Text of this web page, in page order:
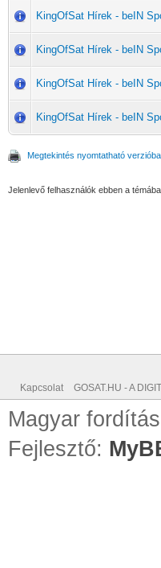
KingOfSat Hírek - beIN
KingOfSat Hírek - beIN
KingOfSat Hírek - beIN
KingOfSat Hírek - beIN
Megtekintés nyomtatható
Jelenlevő felhasználók ebben a
Kapcsolat GOSAT.HU - A
Magyar
Fejlesztő: